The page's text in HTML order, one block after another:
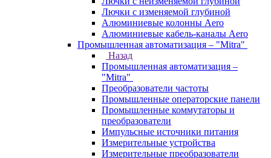
Лючки с изменяемой глубиной
Алюминиевые колонны Aero
Алюминиевые кабель-каналы Aero
Промышленная автоматизация – "Mitra"
Назад
Промышленная автоматизация –
"Mitra"
Преобразователи частоты
Промышленные операторские панели
Промышленные коммутаторы и
преобразователи
Импульсные источники питания
Измерительные устройства
Измерительные преобразователи